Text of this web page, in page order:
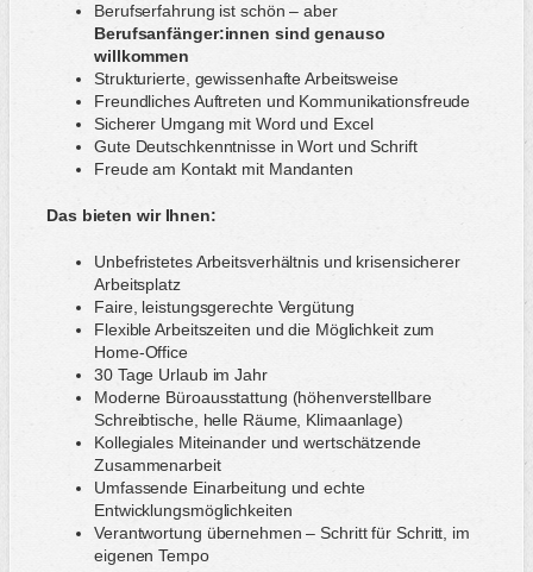
Berufserfahrung ist schön – aber
Berufsanfänger:innen sind genauso
willkommen
Strukturierte, gewissenhafte Arbeitsweise
Freundliches Auftreten und Kommunikationsfreude
Sicherer Umgang mit Word und Excel
Gute Deutschkenntnisse in Wort und Schrift
Freude am Kontakt mit Mandanten
Das bieten wir Ihnen:
Unbefristetes Arbeitsverhältnis und krisensicherer
Arbeitsplatz
Faire, leistungsgerechte Vergütung
Flexible Arbeitszeiten und die Möglichkeit zum
Home-Office
30 Tage Urlaub im Jahr
Moderne Büroausstattung (höhenverstellbare
Schreibtische, helle Räume, Klimaanlage)
Kollegiales Miteinander und wertschätzende
Zusammenarbeit
Umfassende Einarbeitung und echte
Entwicklungsmöglichkeiten
Verantwortung übernehmen – Schritt für Schritt, im
eigenen Tempo